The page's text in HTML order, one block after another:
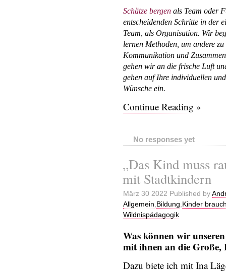
Schätze bergenals Team oder
entscheidenden Schritte in der
Team, als Organisation. Wir
lernen Methoden, um andere
Kommunikation und
gehen wir an die frische Luft
gehen auf Ihre individuellen
Wünsche ein.
Continue Reading »
No responses yet
„Das Kind muss
mit Stadtkindern
März 30 2022 Published by
Allgemein Bildung Kinder
Wildnispädagogik
Was können wir
mit ihnen an die Große,
Dazu biete ich mit Ina